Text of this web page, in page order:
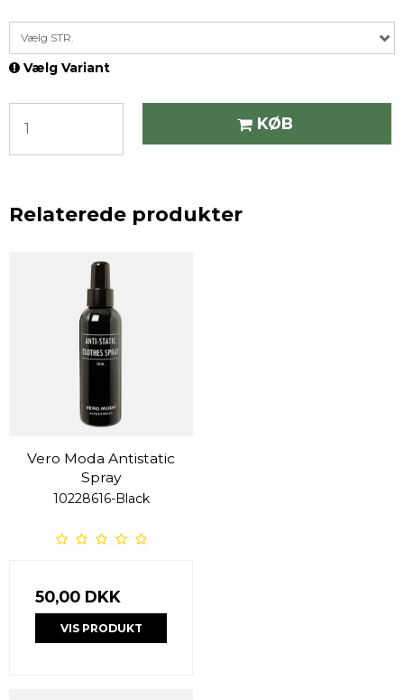
Vælg STR.
Vælg Variant
KØB
Relaterede produkter
Vero Moda Antistatic
Spray
10228616-Black
50,00 DKK
VIS PRODUKT